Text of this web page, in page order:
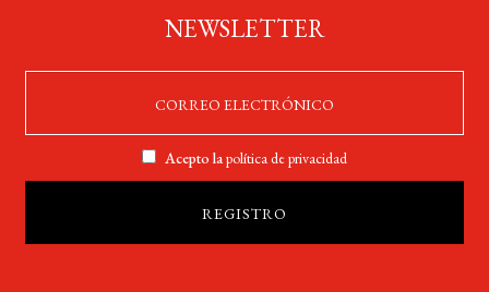
NEWSLETTER
Acepto lapolítica de privacidad